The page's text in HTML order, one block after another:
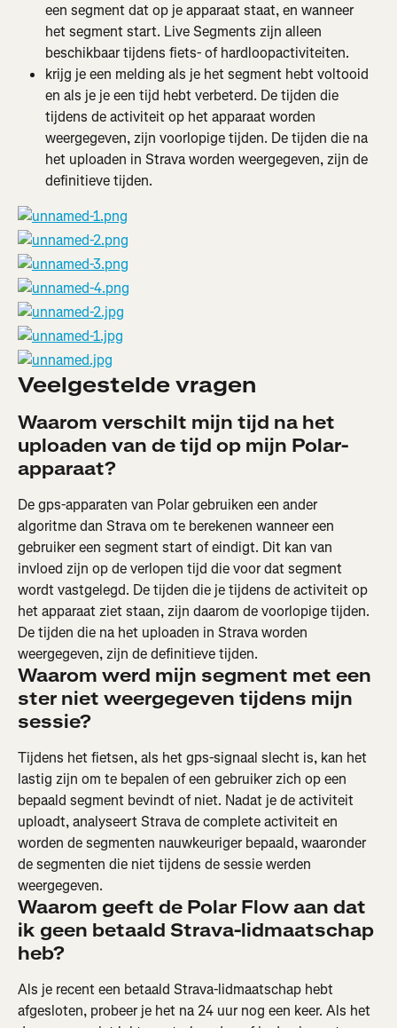
een segment dat op je apparaat staat, en wanneer
het segment start. Live Segments zijn alleen
beschikbaar tijdens fiets- of hardloopactiviteiten.
krijg je een melding als je het segment hebt voltooid
en als je je een tijd hebt verbeterd. De tijden die
tijdens de activiteit op het apparaat worden
weergegeven, zijn voorlopige tijden. De tijden die na
het uploaden in Strava worden weergegeven, zijn de
definitieve tijden.
Veelgestelde vragen
Waarom verschilt mijn tijd na het
uploaden van de tijd op mijn Polar-
apparaat?
De gps-apparaten van Polar gebruiken een ander
algoritme dan Strava om te berekenen wanneer een
gebruiker een segment start of eindigt. Dit kan van
invloed zijn op de verlopen tijd die voor dat segment
wordt vastgelegd. De tijden die je tijdens de activiteit op
het apparaat ziet staan, zijn daarom de voorlopige tijden.
De tijden die na het uploaden in Strava worden
weergegeven, zijn de definitieve tijden.
Waarom werd mijn segment met een
ster niet weergegeven tijdens mijn
sessie?
Tijdens het fietsen, als het gps-signaal slecht is, kan het
lastig zijn om te bepalen of een gebruiker zich op een
bepaald segment bevindt of niet. Nadat je de activiteit
uploadt, analyseert Strava de complete activiteit en
worden de segmenten nauwkeuriger bepaald, waaronder
de segmenten die niet tijdens de sessie werden
weergegeven.
Waarom geeft de Polar Flow aan dat
ik geen betaald Strava-lidmaatschap
heb?
Als je recent een betaald Strava-lidmaatschap hebt
afgesloten, probeer je het na 24 uur nog een keer. Als het